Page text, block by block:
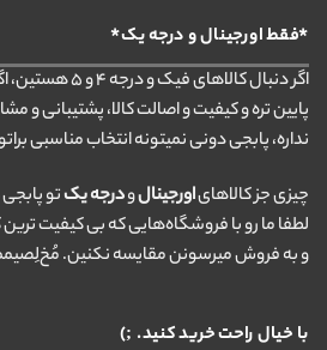
*فقط اورجینال و درجه یک*
اگر دنبال
پایین تره و کیفیت و اصالت کالا، پشتیبانی و
نداره، پابجی دونی نمیتونه انتخاب مناسبی
چیزی جز کالاهایاورجینالودرجه یکتو
لطفا ما رو با فروشگاه‌هایی که بی کیفیت
و به فروش میرسونن مقایسه نکنین.
با خیال راحت خرید کنید. ;)